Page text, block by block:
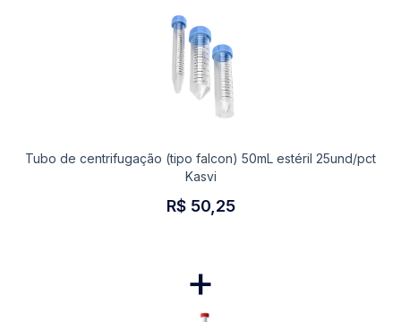
Tubo de centrifugação (tipo falcon) 50mL estéril 25und/pct
Kasvi
R$ 50,25
+